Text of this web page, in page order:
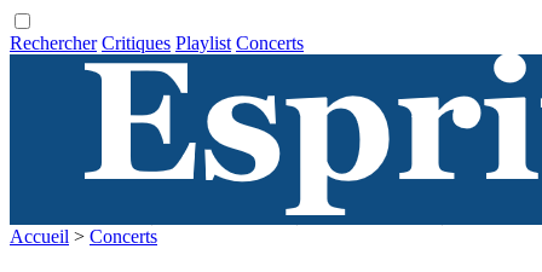
Rechercher Critiques Playlist Concerts
Accueil > Concerts